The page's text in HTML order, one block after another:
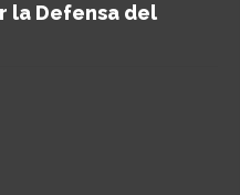
la Defensa del